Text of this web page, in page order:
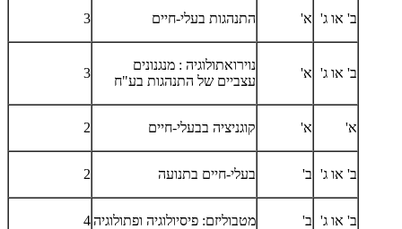
ב' או ג' א' התנהגות בעלי-חיים 3
ב' או ג' א'
נוירואתולוגיה : מנגנונים
עצביים של התנהגות בע"ח
3
א' א' קוגניציה בבעלי-חיים 2
ב' או ג' ב' בעלי-חיים בתנועה 2
ב' או ג' ב' מטבוליזם: פיסיולוגיה ופתולוגיה4